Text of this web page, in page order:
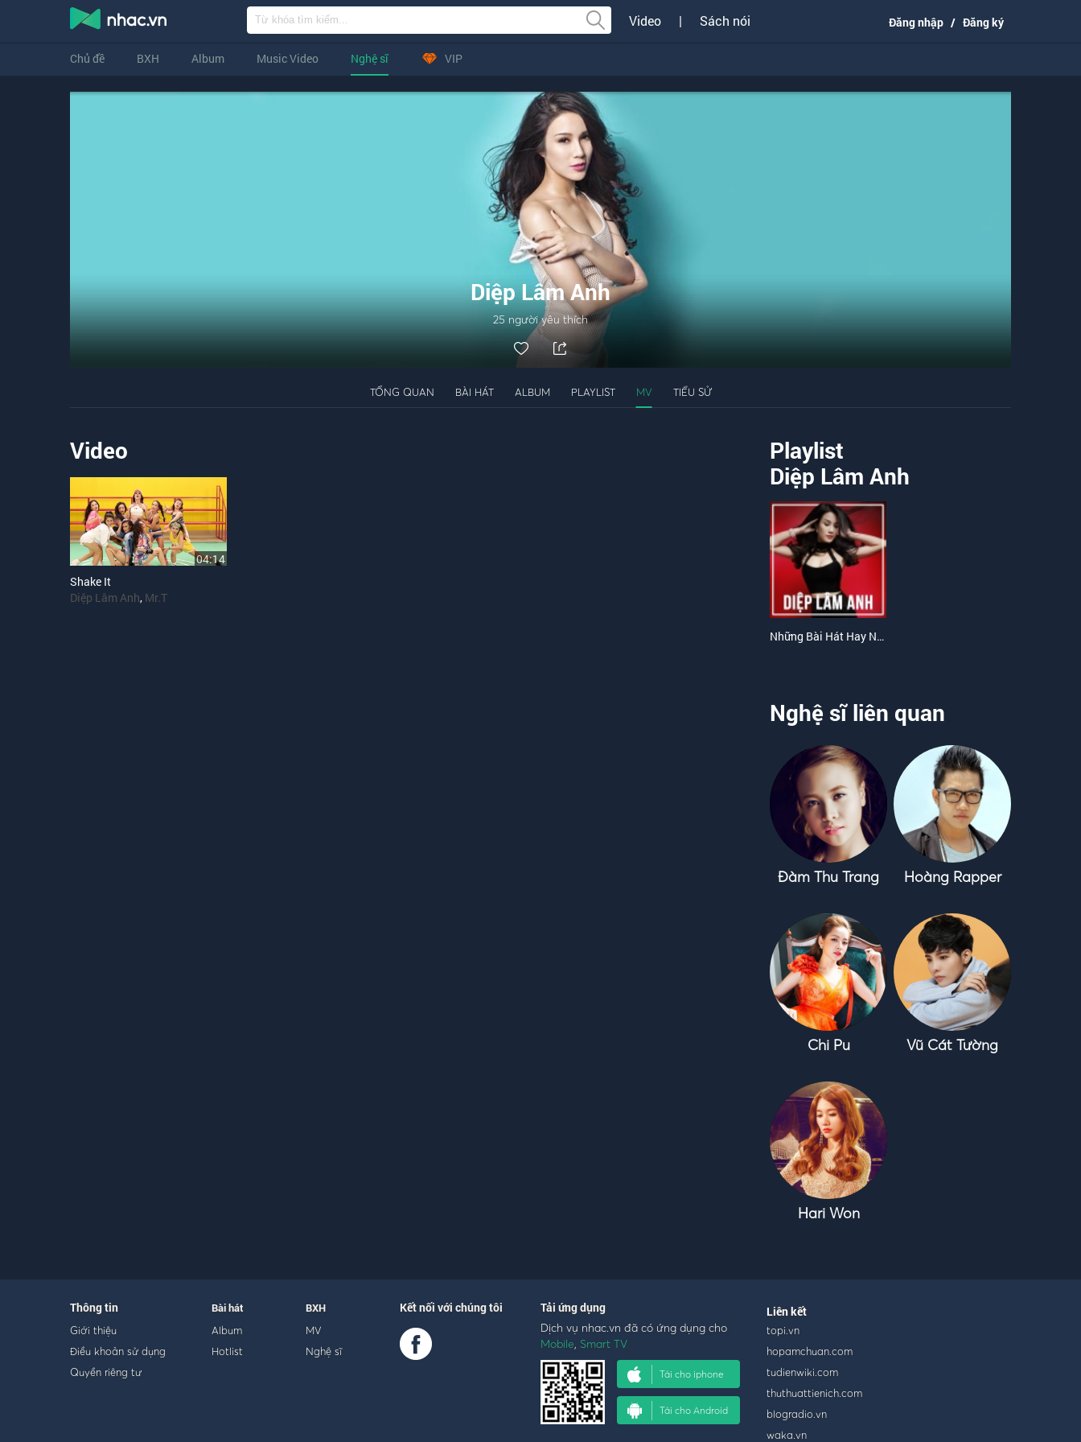
Video | Sách nói Đăng nhập / Đăng ký
Chủ đề BXH Album Music Video Nghệ sĩ VIP
Diệp Lâm Anh
25 người yêu thích
TỔNG QUAN BÀI HÁT ALBUM PLAYLIST MV TIỂU SỬ
Video
04:14
Shake It
Diệp Lâm Anh, Mr.T
Playlist
Diệp Lâm Anh
Những Bài Hát Hay Nhất Của Diệp Lâm Anh
Nghệ sĩ liên quan
Đàm Thu Trang Hoàng Rapper
Chi Pu Vũ Cát Tường
Hari Won
Thông tin
Giới thiệu
Điều khoản sử dụng
Quyền riêng tư
Bài hát
Album
Hotlist
BXH
MV
Nghệ sĩ
Kết nối với chúng tôi Tải ứng dụng
Dịch vụ nhac.vn đã có ứng dụng cho
Mobile, Smart TV
Tải cho iphone
Tải cho Android
Liên kết
topi.vn
hopamchuan.com
tudienwiki.com
thuthuattienich.com
blogradio.vn
waka.vn